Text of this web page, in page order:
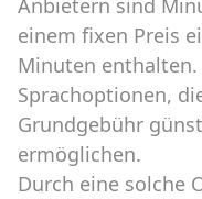
Anbietern sind
einem fixen Preis
Minuten enthalten.
Sprachoptionen,
Grundgebühr
ermöglichen.
Durch eine solche